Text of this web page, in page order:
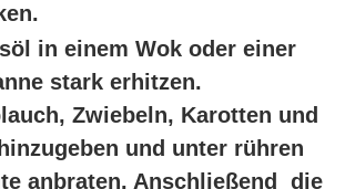
in einem Wok oder einer
stark erhitzen.
Zwiebeln, Karotten und
und unter rühren
anbraten. Anschließend die